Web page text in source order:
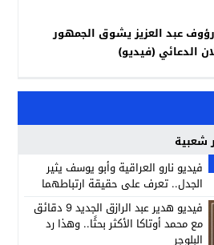
عبد العزيز يشوق الجمهور
الدعائي (فيديو)
شعبية
فيديو نارو العراقية وأبو يوسف يثير
الجدل.. تعرف على حقيقة ارتباطهما
فيديو هدير عبد الرازق الجديد 9 دقائق
مع محمد أوتاكا الأكثر بحثًا.. وهذا رد
البلوجر